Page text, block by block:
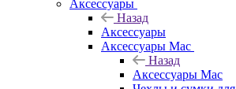
Аксессуары
Назад
Аксессуары
Аксессуары Mac
Назад
Аксессуары Mac